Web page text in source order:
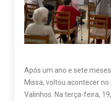
Após um ano e sete
Missa, voltou acontecer
Valinhos. Na terça-feira,